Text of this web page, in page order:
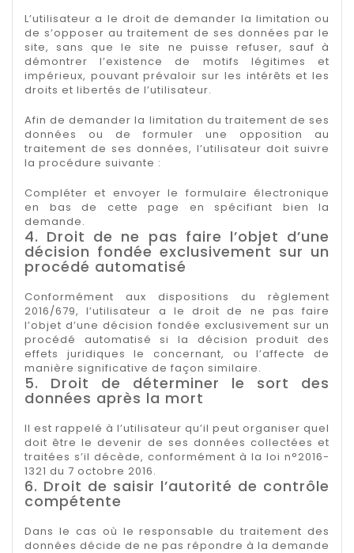
L’utilisateur a le droit de demander la limitation ou
de s’opposer au traitement de ses données par le
site, sans que le site ne puisse refuser, sauf à
démontrer l’existence de motifs légitimes et
impérieux, pouvant prévaloir sur les intérêts et les
droits et libertés de l’utilisateur.
Afin de demander la limitation du traitement de ses
données ou de formuler une opposition au
traitement de ses données, l’utilisateur doit suivre
la procédure suivante :
Compléter et envoyer le formulaire électronique
en bas de cette page en spécifiant bien la
demande.
4. Droit de ne pas faire l’objet d’une
décision fondée exclusivement sur un
procédé automatisé
Conformément aux dispositions du règlement
2016/679, l’utilisateur a le droit de ne pas faire
l’objet d’une décision fondée exclusivement sur un
procédé automatisé si la décision produit des
effets juridiques le concernant, ou l’affecte de
manière significative de façon similaire.
5. Droit de déterminer le sort des
données après la mort
Il est rappelé à l’utilisateur qu’il peut organiser quel
doit être le devenir de ses données collectées et
traitées s’il décède, conformément à la loi n°2016-
1321 du 7 octobre 2016.
6. Droit de saisir l’autorité de contrôle
compétente
Dans le cas où le responsable du traitement des
données décide de ne pas répondre à la demande